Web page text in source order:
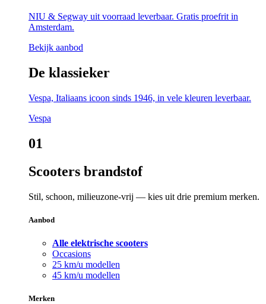
NIU & Segway uit voorraad leverbaar. Gratis proefrit in
Amsterdam.
Bekijk aanbod
De klassieker
Vespa, Italiaans icoon sinds 1946, in vele kleuren leverbaar.
Vespa
01
Scooters brandstof
Stil, schoon, milieuzone-vrij — kies uit drie premium merken.
Aanbod
Alle elektrische scooters
Occasions
25 km/u modellen
45 km/u modellen
Merken